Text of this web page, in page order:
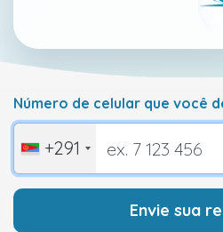
Número de celular que você
+291
Envie sua